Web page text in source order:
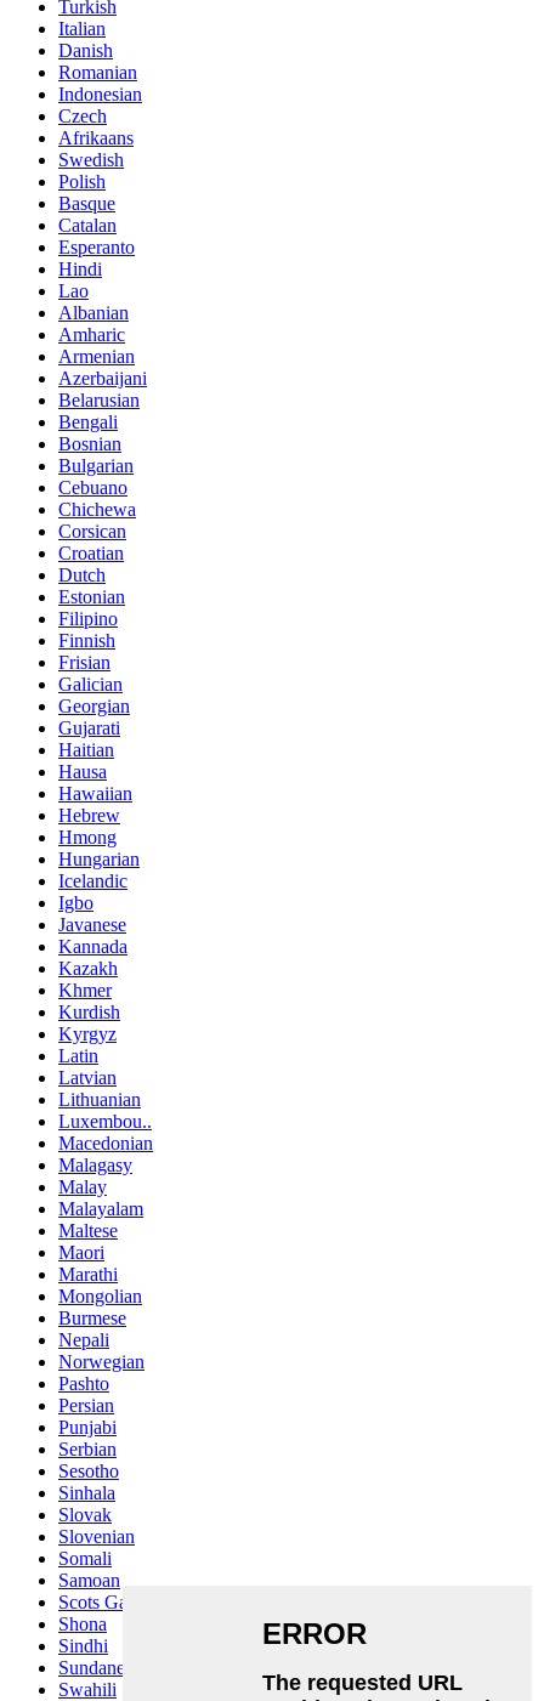
Turkish
Italian
Danish
Romanian
Indonesian
Czech
Afrikaans
Swedish
Polish
Basque
Catalan
Esperanto
Hindi
Lao
Albanian
Amharic
Armenian
Azerbaijani
Belarusian
Bengali
Bosnian
Bulgarian
Cebuano
Chichewa
Corsican
Croatian
Dutch
Estonian
Filipino
Finnish
Frisian
Galician
Georgian
Gujarati
Haitian
Hausa
Hawaiian
Hebrew
Hmong
Hungarian
Icelandic
Igbo
Javanese
Kannada
Kazakh
Khmer
Kurdish
Kyrgyz
Latin
Latvian
Lithuanian
Luxembou..
Macedonian
Malagasy
Malay
Malayalam
Maltese
Maori
Marathi
Mongolian
Burmese
Nepali
Norwegian
Pashto
Persian
Punjabi
Serbian
Sesotho
Sinhala
Slovak
Slovenian
Somali
Samoan
Scots Gaelic
Shona
Sindhi
Sundanese
Swahili